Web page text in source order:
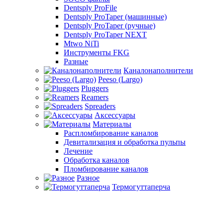
Dentsply ProFile
Dentsply ProTaper (машинные)
Dentsply ProTaper (ручные)
Dentsply ProTaper NEXT
Mtwo NiTi
Инструменты FKG
Разные
Каналонаполнители
Peeso (Largo)
Pluggers
Reamers
Spreaders
Аксессуары
Материалы
Распломбирование каналов
Девитализация и обработка пульпы
Лечение
Обработка каналов
Пломбирование каналов
Разное
Термогуттаперча